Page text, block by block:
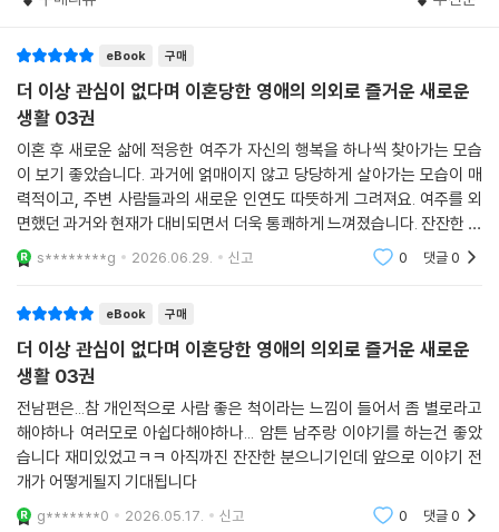
eBook 구매
더 이상 관심이 없다며 이혼당한 영애의 의외로 즐거운 새로운
생활 03권
이혼 후 새로운 삶에 적응한 여주가 자신의 행복을 하나씩 찾아가는 모습
이 보기 좋았습니다. 과거에 얽매이지 않고 당당하게 살아가는 모습이 매
력적이고, 주변 사람들과의 새로운 인연도 따뜻하게 그려져요. 여주를 외
면했던 과거와 현재가 대비되면서 더욱 통쾌하게 느껴졌습니다. 잔잔한 힐
링과 사이다 전개를 함께 즐길 수 있었던 3권이었습니다.
s********g 2026.06.29. 신고 0 댓글0
eBook 구매
더 이상 관심이 없다며 이혼당한 영애의 의외로 즐거운 새로운
생활 03권
전남편은...참 개인적으로 사람 좋은 척이라는 느낌이 들어서 좀 별로라고
해야하나 여러모로 아쉽다해야하나... 암튼 남주랑 이야기를 하는건 좋았
습니다 재미있었고ㅋㅋ 아직까진 잔잔한 분으니기인데 앞으로 이야기 전
개가 어떻게될지 기대됩니다
g*******0 2026.05.17. 신고 0 댓글0